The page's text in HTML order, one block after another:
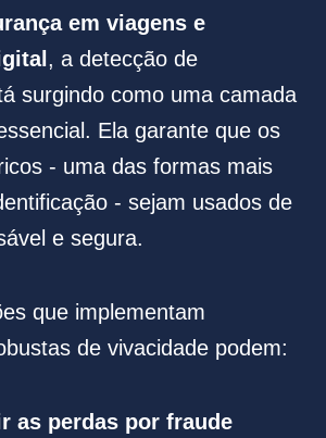
em viagens e
, a detecção de
surgindo como uma camada
Ela garante que os
- uma das formas mais
- sejam usados de
e segura.
que implementam
de vivacidade podem:
as perdas por fraude